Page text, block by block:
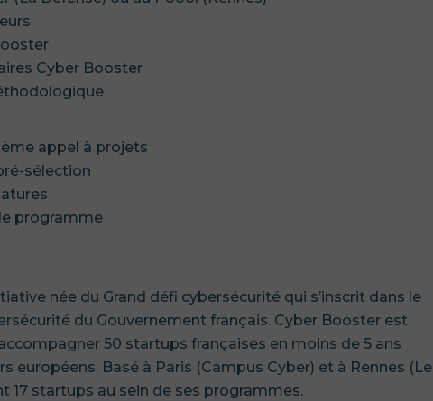
Cyber Booster
appel à projets
sélection
programme
née du Grand défi cybersécurité qui s’inscrit dans le
du Gouvernement français. Cyber Booster est
50 startups françaises en moins de 5 ans
européens. Basé à Paris (Campus Cyber) et à Rennes (Le
startups au sein de ses programmes.